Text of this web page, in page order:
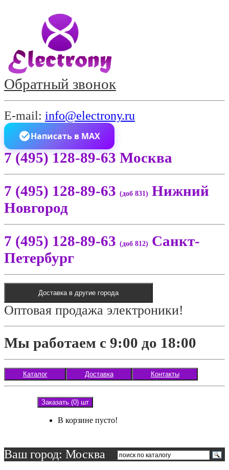
Обратный звонок
E-mail: info@electrony.ru
Написать в MAX
7 (495) 128-89-63 Москва
7 (495) 128-89-63 (доб 831) Нижний
Новгород
7 (495) 128-89-63 (доб 812) Санкт-
Петербург
Доставка в другие города
Оптовая продажа электроники!
Мы работаем с 9:00 до 18:00
Каталог Доставка Контакты
Заказать (0) шт
В корзине пусто!
Ваш город: Москва